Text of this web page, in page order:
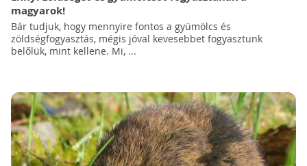
magyarok!
Bár tudjuk, hogy mennyire fontos a gyümölcs és
zöldségfogyasztás, mégis jóval kevesebbet fogyasztunk
belőlük, mint kellene. Mi, ...